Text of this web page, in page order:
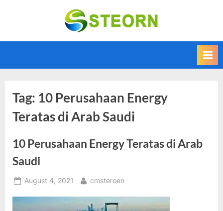
Informasi
Terkini dan
Informasi teknologi
terbaru dan
Tag: 10 Perusahaan Energy
Teratas di Arab Saudi
10 Perusahaan Energy Teratas di Arab
Saudi
Posted
August 4, 2021 By
cmsteroen